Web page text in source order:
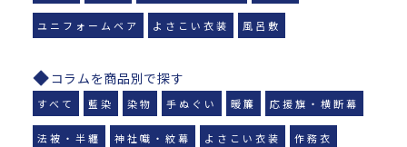
ユニフォームベア よさこい衣装 風呂敷
コラムを商品別で探す
すべて 藍染 染物 手ぬぐい 暖簾 応援旗・横断幕
法被・半纏 神社幟・紋幕 よさこい衣装 作務衣